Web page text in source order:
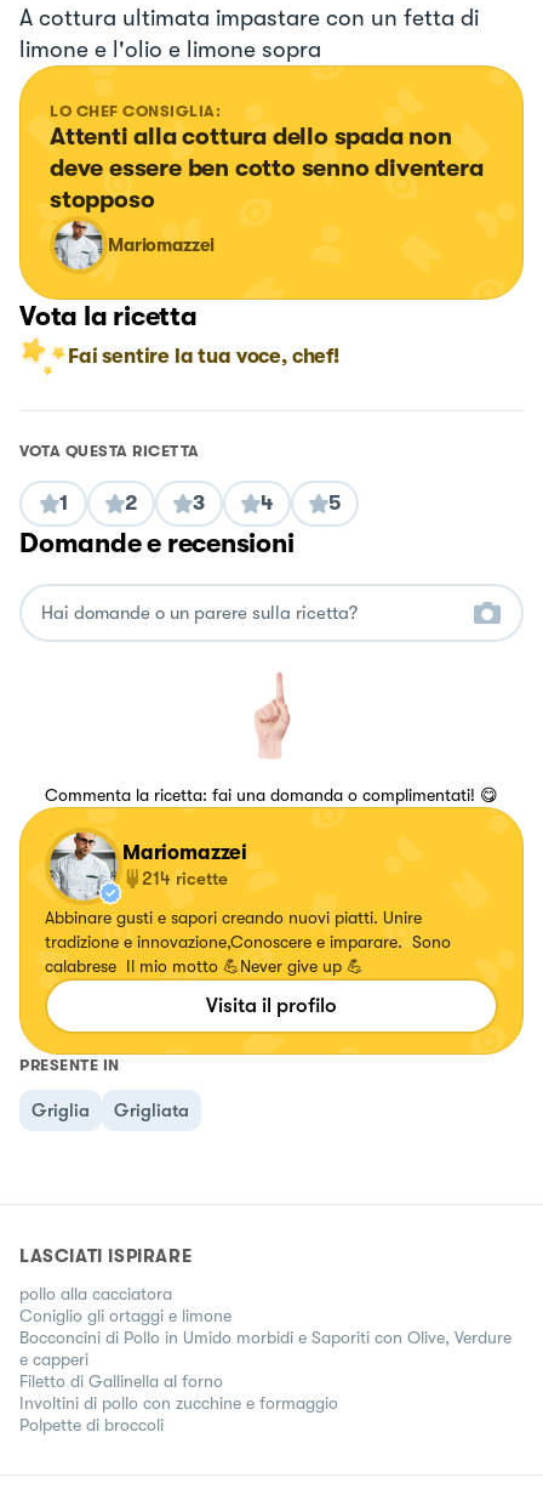
A cottura ultimata impastare con un fetta di
limone e l'olio e limone sopra
LO CHEF CONSIGLIA:
Attenti alla cottura dello spada non
deve essere ben cotto senno diventera
stopposo
Mariomazzei
Vota la ricetta
Fai sentire la tua voce, chef!
VOTA QUESTA RICETTA
1 2 3 4 5
Domande e recensioni
Commenta la ricetta: fai una domanda o complimentati! 😋
Mariomazzei
214 ricette
Abbinare gusti e sapori creando nuovi piatti. Unire
tradizione e innovazione,Conoscere e imparare. Sono
calabrese Il mio motto 💪Never give up 💪
Visita il profilo
PRESENTE IN
Griglia Grigliata
LASCIATI ISPIRARE
pollo alla cacciatora
Coniglio gli ortaggi e limone
Bocconcini di Pollo in Umido morbidi e Saporiti con Olive, Verdure
e capperi
Filetto di Gallinella al forno
Involtini di pollo con zucchine e formaggio
Polpette di broccoli